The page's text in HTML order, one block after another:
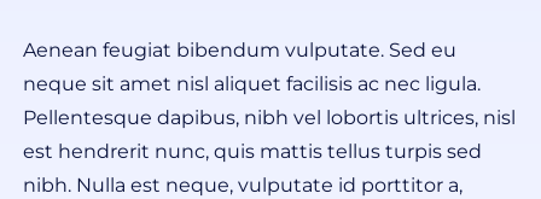
Aenean feugiat bibendum vulputate. Sed eu
neque sit amet nisl aliquet facilisis ac nec ligula.
Pellentesque dapibus, nibh vel lobortis ultrices, nisl
est hendrerit nunc, quis mattis tellus turpis sed
nibh. Nulla est neque, vulputate id porttitor a,